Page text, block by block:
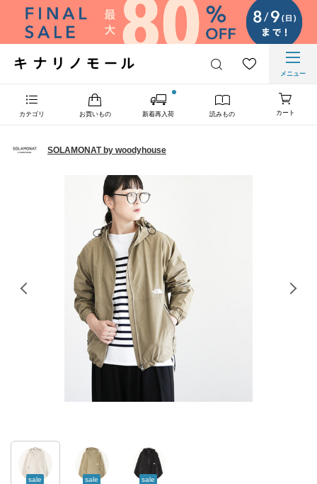
メニュー
カテゴリ お買いもの 新着再入荷 読みもの カート
SOLAMONAT by woodyhouse
sale sale sale